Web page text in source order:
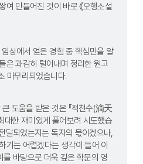
여 만들어진 것이 바로 《오행소설
상에서 얻은 경험 중 핵심만을 알
은 과감히 털어내며 정리한 원고
마무리되었습니다.
도움을 받은 것은 『적천수(滴天
대한 재미있게 풀어보려 시도했습
달되었는지는 독자의 몫이겠으나,
기는 어렵겠다는 생각이 들어 이
바탕으로 더욱 깊은 학문의 영